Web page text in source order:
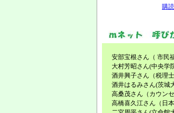
購
安部宝根さん（ 市民
大村芳昭さん(中央学
酒井興子さん（税理
酒井はるみさん(茨城
高桑茂さん（カウン
高橋喜久江さん（日